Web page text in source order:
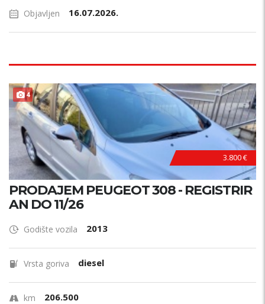
Objavljen 16.07.2026.
4
3.800 €
PRODAJEM PEUGEOT 308 - REGISTRIR
AN DO 11/26
Godište vozila 2013
Vrsta goriva diesel
km 206.500